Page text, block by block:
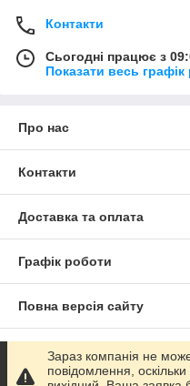
Контакти
Сьогодні працює з
Показати весь графік
Про нас
Контакти
Доставка та оплата
Графік роботи
Повна версія сайту
Сайт створено на
Зараз компанія не
повідомлення,